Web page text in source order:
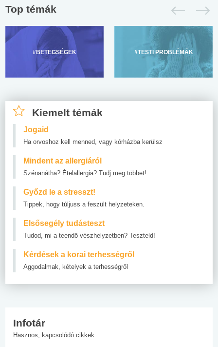
Top témák
#BETEGSÉGEK #TESTI PROBLÉMÁK
Kiemelt témák
Jogaid
Ha orvoshoz kell menned, vagy kórházba kerülsz
Mindent az allergiáról
Szénanátha? Ételallergia? Tudj meg többet!
Győzd le a stresszt!
Tippek, hogy túljuss a feszült helyzeteken.
Elsősegély tudásteszt
Tudod, mi a teendő vészhelyzetben? Teszteld!
Kérdések a korai terhességről
Aggodalmak, kételyek a terhességről
Infotár
Hasznos, kapcsolódó cikkek